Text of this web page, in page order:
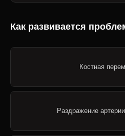
Как развивается
Костная
Раздражение